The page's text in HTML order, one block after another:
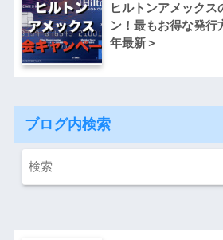
ヒルトンアメックス
ン！最もお得な発行
年最新＞
ブログ内検索